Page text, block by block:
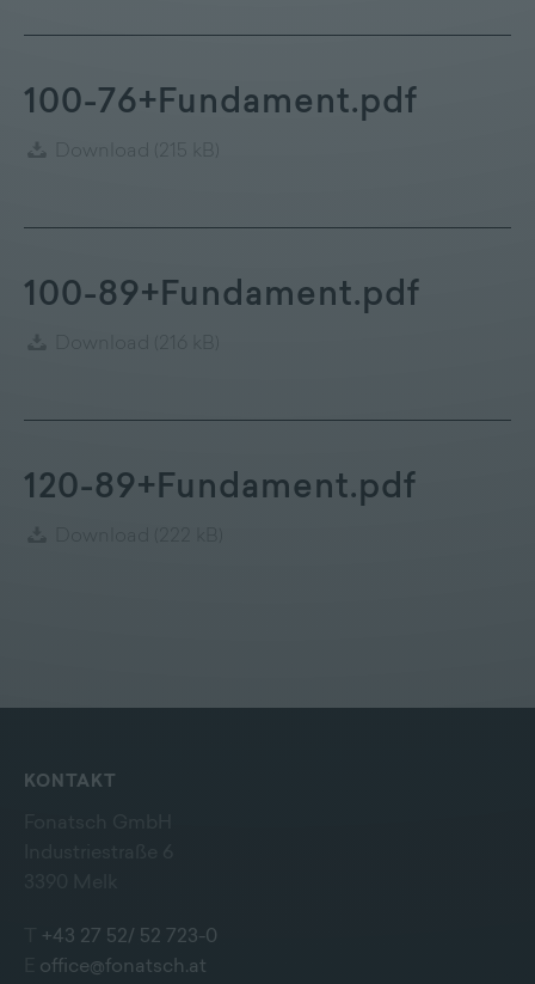
100-76+Fundament.pdf
Download (215 kB)
100-89+Fundament.pdf
120-89+Fundament.pdf
KONTAKT
+43 27 52/ 52 723-0
office@fonatsch.at